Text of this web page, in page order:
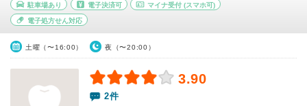
駐車場あり 電子決済可 マイナ受付 (スマホ可)
電子処方せん対応
土曜（〜16:00） 夜（〜20:00）
3.90
2件